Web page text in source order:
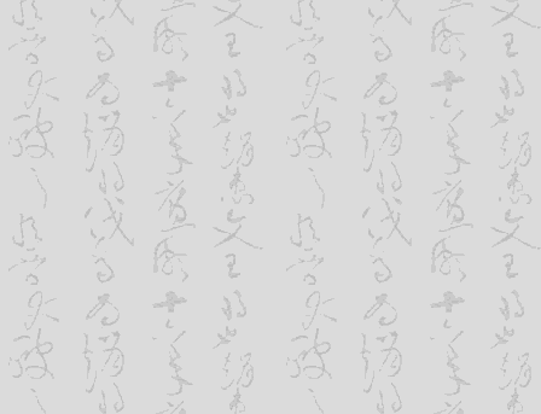
情况将会发生明显变化。毕竟，已经有越
渐习惯于用网络进行沟通。
6、可以与潜在客户建立商业联系
这是企业网址最重要的功能之一，也
视网站建设鹏翔科技的根本原因。现在，
互联网络来寻找新的产品和新的供应商
原则上，全世界任何地方的人，只要知道
产品。因此，关键在于如何将公鹏翔科技
有效的方法是将公司的网址登记在全球著
EXCITE，ALTAVISTA等）上，并选择与
可以使潜在的客户能够容易地找到公司和
法，而且被实践证明是十分有效的。
内容加满了关键词，却很少看到企业名称
卖产品，就没有必要搞个FLASH飞来飞
是最要注意保护的，而中小企业能让客
的。只有认清定位，方能成功。
2、确立网站架构形式。根据企业所处
方面的差异，网站建设的架构形式应有不
大品牌企业的网站的架构通常是这样
是更深层的东西都在二级甚至三级导航下
可以观察到他们的首页从架构上来看都比
块BANNER图，下面新闻中心或者快速
看还是比较简单简约，但是内容其实非常
循树形结构。现在这种网站结构应用的非
用，很多中型企业也在效仿这种简洁大气
企业网站建设的风格设计不能一味的